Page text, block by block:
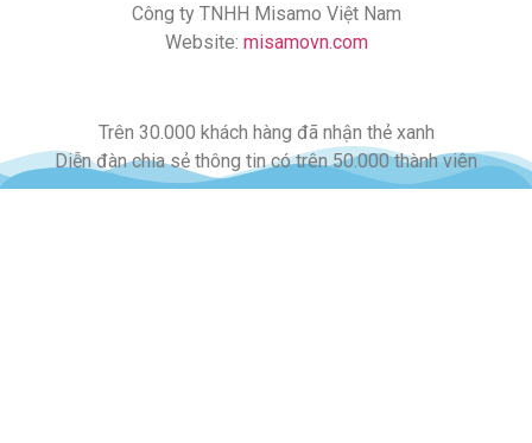
Công ty TNHH Misamo Việt Nam
Website: misamovn.com
Trên 30.000 khách hàng đã nhận thẻ xanh
Diễn đàn chia sẻ thông tin có trên 50.000 thành viên